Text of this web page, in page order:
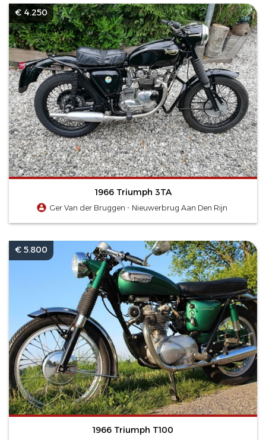
€ 4.250
1966 Triumph 3TA
Ger Van der Bruggen - Nieuwerbrug Aan Den Rijn
€ 5.800
1966 Triumph T100